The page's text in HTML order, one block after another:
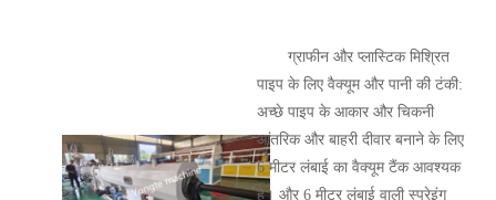
ग्राफीन और प्लास्टिक मिश्रित
पाइप के लिए वैक्यूम और पानी की टंकी:
अच्छे पाइप के आकार और चिकनी
आंतरिक और बाहरी दीवार बनाने के लिए
6 मीटर लंबाई का वैक्यूम टैंक आवश्यक
है। और 6 मीटर लंबाई वाली स्प्रेइंग